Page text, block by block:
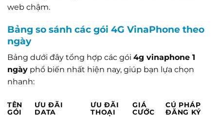
web chậm.
Bảng so sánh các gói 4G VinaPhone theo
ngày
Bảng dưới đây tổng hợp các gói 4g vinaphone 1
ngày phổ biến nhất hiện nay, giúp bạn lựa chọn
nhanh:
TÊN
GÓI
ƯU ĐÃI
DATA
ƯU ĐÃI
THOẠI
GIÁ
CƯỚC
CÚ PHÁP
ĐĂNG KÝ